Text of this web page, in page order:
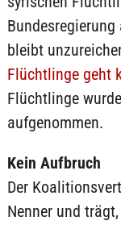
bleibt
Flüchtlinge geht
Flüchtlinge
aufgenommen.
Kein Aufbruch
Der
Nenner und